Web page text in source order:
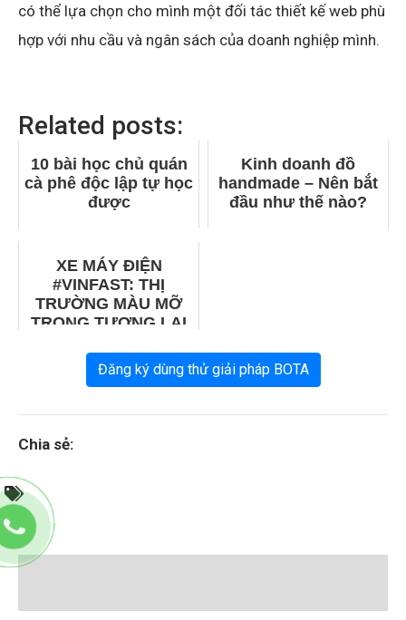
có thể lựa chọn cho mình một đối tác thiết kế web phù
hợp với nhu cầu và ngân sách của doanh nghiệp mình.
Related posts:
10 bài học chủ quán
cà phê độc lập tự học
được
Kinh doanh đồ
handmade – Nên bắt
đầu như thế nào?
XE MÁY ĐIỆN
#VINFAST: THỊ
TRƯỜNG MÀU MỠ
TRONG TƯƠNG LAI
Đăng ký dùng thử giải pháp BOTA
Chia sẻ: